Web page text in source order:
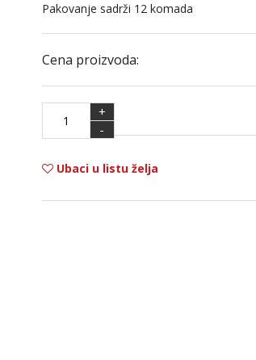
Pakovanje sadrži 12 komada
Cena proizvoda:
+
-
Ubaci u listu želja